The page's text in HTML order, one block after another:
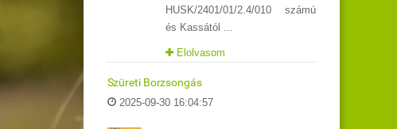
HUSK/2401/01/2.4/010 számú
és Kassától ...
Elolvasom
Szüreti Borzsongás
2025-09-30 16:04:57